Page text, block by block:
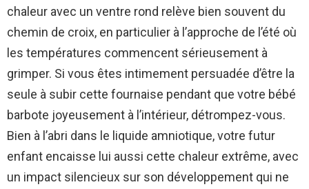
chaleur avec un ventre rond relève bien souvent du
chemin de croix, en particulier à l’approche de l’été où
les températures commencent sérieusement à
grimper. Si vous êtes intimement persuadée d’être la
seule à subir cette fournaise pendant que votre bébé
barbote joyeusement à l’intérieur, détrompez-vous.
Bien à l’abri dans le liquide amniotique, votre futur
enfant encaisse lui aussi cette chaleur extrême, avec
un impact silencieux sur son développement qui ne